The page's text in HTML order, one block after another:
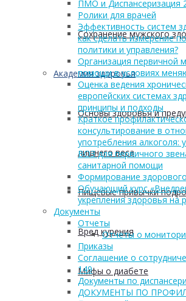
Сохранение мужского
Академия здоровья
Основы здоровья и
лишнего веса
Пищевые привычки
Вред курения
Мифы о диабете
ПМО и Диспансеризация
Ролики для врачей
Эффективность систем
как сделать измерение
политики и управления?
Организация первичной
помощи в условиях
Оценка ведения
европейских системах
принципы и подходы
Краткое
консультирование в
употребления алкоголя:
ВОЗ для первичного
санитарной помощи
Формирование
Обучающий курс
укрепления здоровья на
Документы
Отчеты
Отчеты о
Приказы
Соглашение о
149
Документы по
ДОКУМЕНТЫ ПО